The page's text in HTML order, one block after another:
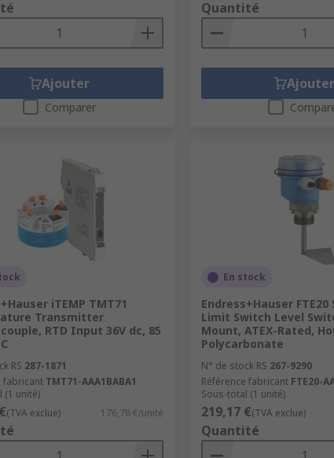
Ajouter
Comparer
Quantité
Ajouter
iTEMP TMT71
Transmitter
RTD Input 36V dc, 85
RS 287-1871
fabricant TMT71-AAA1BABA1
(1 unité)
(TVA exclue) 176,78 €/unité
En stock
Endress+Hauser FTE20
Limit Switch Level
Mount, ATEX-Rated,
Polycarbonate
N° de stock RS 267-9290
Référence fabricant FTE20-
Sous-total (1 unité)
219,17 €(TVA exclue)
Quantité